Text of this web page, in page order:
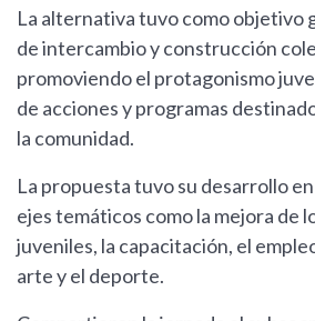
La alternativa tuvo como objetivo
de intercambio y construcción
promoviendo el protagonismo
de acciones y programas
la comunidad.
La propuesta tuvo su desarrollo
ejes temáticos como la mejora de
juveniles, la capacitación, el
arte y el deporte.